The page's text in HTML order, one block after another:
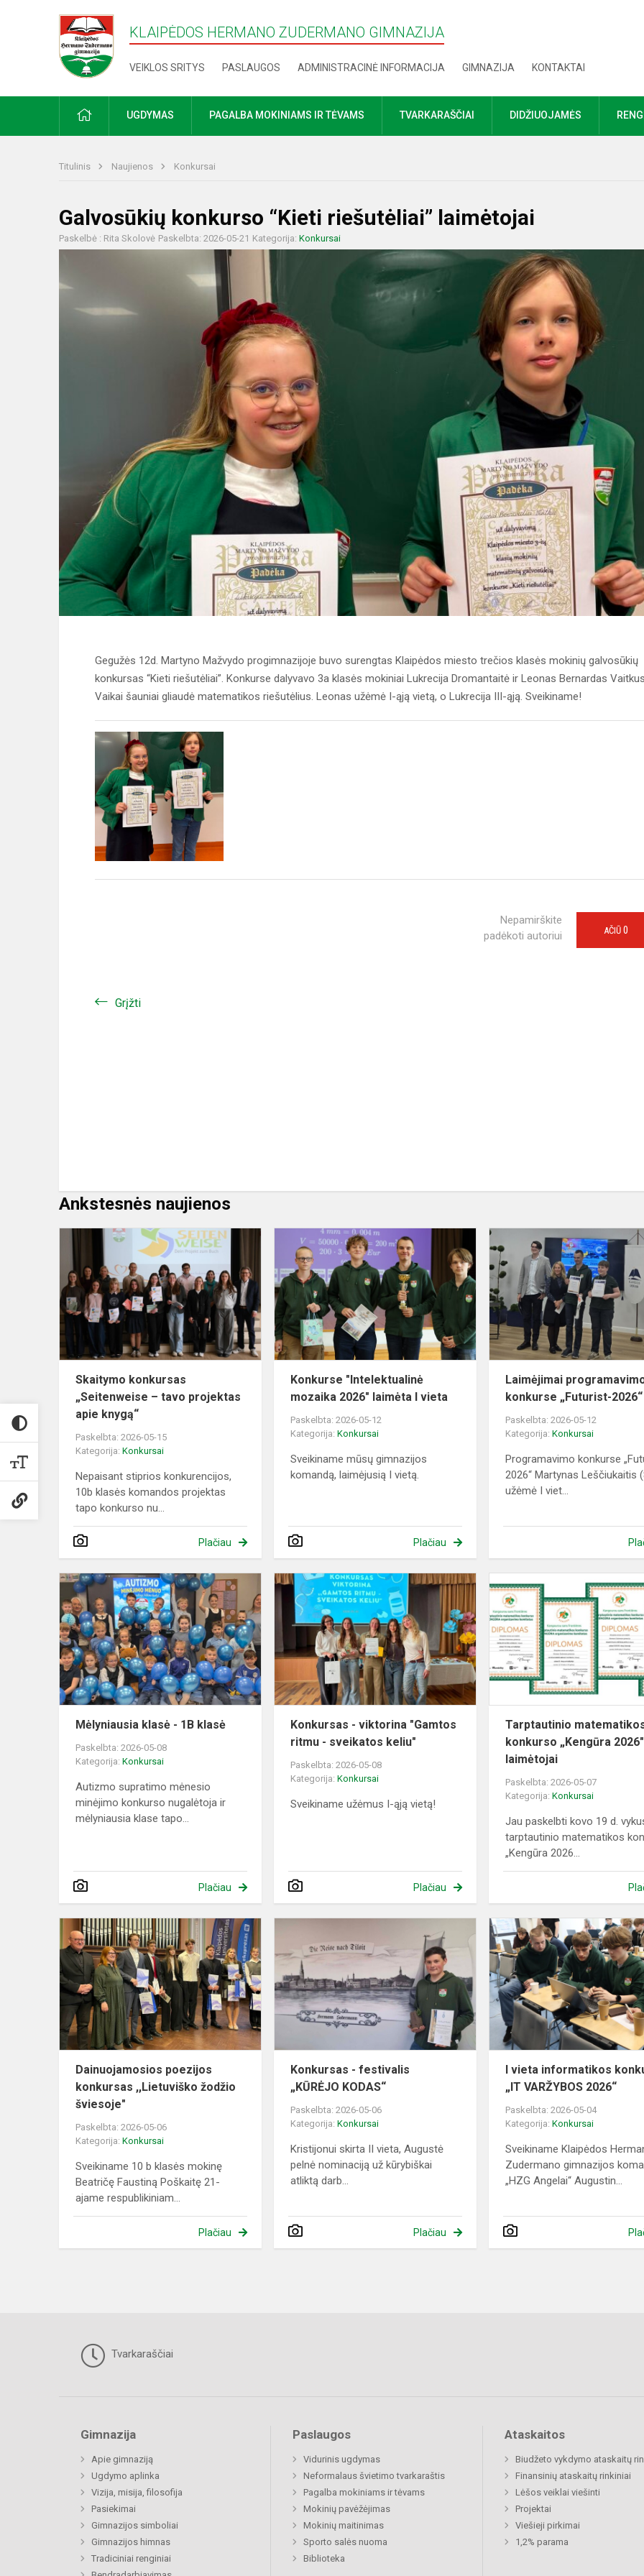
KLAIPĖDOS HERMANO ZUDERMANO GIMNAZIJA
VEIKLOS SRITYS PASLAUGOS ADMINISTRACINĖ INFORMACIJA GIMNAZIJA KONTAKTAI
PRADŽIAUGDYMAS PAGALBA MOKINIAMS IR TĖVAMS TVARKARAŠČIAI DIDŽIUOJAMĖS
Titulinis Naujienos Konkursai
Galvosūkių konkurso “Kieti riešutėliai” laimėtojai
Paskelbė : Rita Skolovė Paskelbta: 2026-05-21 Kategorija: Konkursai
Gegužės 12d. Martyno Mažvydo progimnazijoje buvo surengtas Klaipėdos miesto trečios klasės mokinių galvosūkių
konkursas “Kieti riešutėliai”. Konkurse dalyvavo 3a klasės mokiniai Lukrecija Dromantaitė ir Leonas Bernardas
Vaikai šauniai gliaudė matematikos riešutėlius. Leonas užėmė I-ąją vietą, o Lukrecija III-ąją. Sveikiname!
Nepamirškite
padėkoti autoriui
AČIŪ 0
Grįžti
Ankstesnės naujienos
Skaitymo
konkursas
„Seitenweise
tavo
projektas
apie
knygą...
Skaitymo konkursas
„Seitenweise – tavo projektas
apie knygą“
Paskelbta: 2026-05-15
Kategorija: Konkursai
Nepaisant stiprios konkurencijos,
10b klasės komandos projektas
tapo konkurso nu...
Plačiau
Konkurse
"Intelektualinė
mozaika
2026"
laimėta
I
vieta
Konkurse "Intelektualinė
mozaika 2026" laimėta I vieta
Paskelbta: 2026-05-12
Kategorija:Konkursai
Sveikiname mūsų gimnazijos
komandą, laimėjusią I vietą.
Plačiau
Laimėjimai
konkurse „Futurist-2026“
Paskelbta: 2026-05-12
Kategorija:Konkursai
Programavimo konkurse
2026“ Martynas Leščiukaitis
užėmė I viet...
Mėlyniausia
klasė
-
1B
klasė
Mėlyniausia klasė - 1B klasė
Paskelbta: 2026-05-08
Kategorija: Konkursai
Autizmo supratimo mėnesio
minėjimo konkurso nugalėtoja ir
mėlyniausia klase tapo...
Plačiau
Konkursas
viktorina
"Gamtos
ritmu
-
sveikatos
keliu"
Konkursas - viktorina "Gamtos
ritmu - sveikatos keliu"
Paskelbta: 2026-05-08
Kategorija:Konkursai
Sveikiname užėmus I-ąją vietą!
Plačiau
Tarptautinio
konkurso „Kengūra 2026"
laimėtojai
Paskelbta: 2026-05-07
Kategorija:Konkursai
Jau paskelbti kovo 19 d.
tarptautinio matematikos
„Kengūra 2026...
konkursas
,,Lietuviško
žodžio
švies...
Dainuojamosios poezijos
konkursas ,,Lietuviško žodžio
šviesoje"
Paskelbta: 2026-05-06
Kategorija: Konkursai
Sveikiname 10 b klasės mokinę
Beatričę Faustiną Poškaitę 21-
ajame respublikiniam...
Plačiau
Konkursas
festivalis
„KŪRĖJO
KODAS“
Konkursas - festivalis
„KŪRĖJO KODAS“
Paskelbta: 2026-05-06
Kategorija:Konkursai
Kristijonui skirta II vieta, Augustė
pelnė nominaciją už kūrybiškai
atliktą darb...
Plačiau
I vieta informatikos
„IT VARŽYBOS 2026“
Paskelbta: 2026-05-04
Kategorija:Konkursai
Sveikiname Klaipėdos
Zudermano gimnazijos
„HZG Angelai“ Augustin...
Tvarkaraščiai
Gimnazija
Apie gimnaziją
Ugdymo aplinka
Vizija, misija, filosofija
Pasiekimai
Gimnazijos simboliai
Gimnazijos himnas
Tradiciniai renginiai
Paslaugos
Vidurinis ugdymas
Neformalaus švietimo tvarkaraštis
Pagalba mokiniams ir tėvams
Mokinių pavėžėjimas
Mokinių maitinimas
Sporto salės nuoma
Biblioteka
Ataskaitos
Biudžeto vykdymo ataskaitų
Finansinių ataskaitų rinkiniai
Lėšos veiklai viešinti
Projektai
Viešieji pirkimai
1,2% parama